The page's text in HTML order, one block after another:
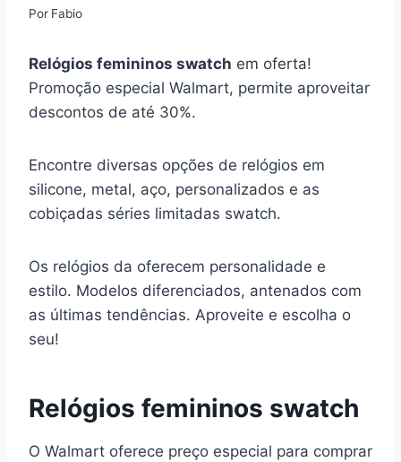
Por Fabio
Relógios femininos swatch em oferta!
Promoção especial Walmart, permite aproveitar
descontos de até 30%.
Encontre diversas opções de relógios em
silicone, metal, aço, personalizados e as
cobiçadas séries limitadas swatch.
Os relógios da oferecem personalidade e
estilo. Modelos diferenciados, antenados com
as últimas tendências. Aproveite e escolha o
seu!
Relógios femininos swatch
O Walmart oferece preço especial para comprar